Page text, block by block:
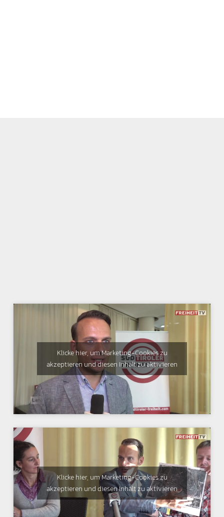
Klicke hier, um Marketing-Cookies zu
akzeptieren und diesen Inhalt zu aktivieren
Klicke hier, um Marketing-Cookies zu
akzeptieren und diesen Inhalt zu aktivieren